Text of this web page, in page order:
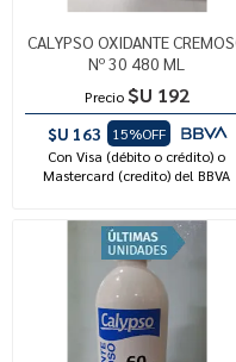
CALYPSO OXIDANTE
Nº 30 480 ML
Precio $U 192
$U 163
15%OFF
Con Visa (débito o crédito) o
Mastercard (credito) del BBVA